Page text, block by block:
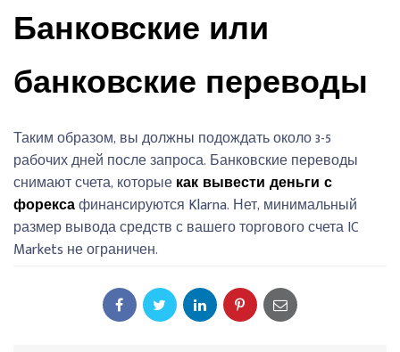
Банковские или
банковские переводы
Таким образом, вы должны подождать около 3-5
рабочих дней после запроса. Банковские переводы
снимают счета, которыекак вывести деньги с
форексафинансируются Klarna. Нет, минимальный
размер вывода средств с вашего торгового счета IC
Markets не ограничен.